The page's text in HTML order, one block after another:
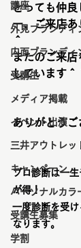
講座
外見ブランディ
内面ブランディ
受講生
メディア掲載
イベント出演
三井アウトレッ
キャンペーン
パーソナルカラ
受講生募集
学割
とっても仲良
ー、ご来店あ
＾
またのご来店
しています＾
ありがとうご
プロ診断は一
が得！
一度診断を受
なります。